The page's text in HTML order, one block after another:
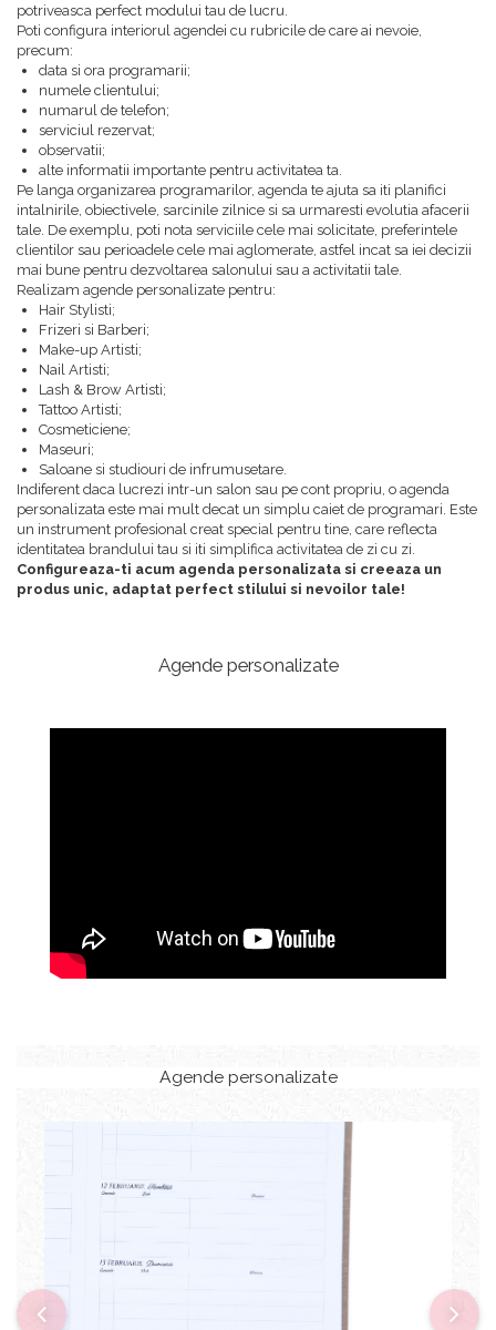
potriveasca perfect modului tau de lucru.
Poti configura interiorul agendei cu rubricile de care ai nevoie,
precum:
data si ora programarii;
numele clientului;
numarul de telefon;
serviciul rezervat;
observatii;
alte informatii importante pentru activitatea ta.
Pe langa organizarea programarilor, agenda te ajuta sa iti planifici
intalnirile, obiectivele, sarcinile zilnice si sa urmaresti evolutia afacerii
tale. De exemplu, poti nota serviciile cele mai solicitate, preferintele
clientilor sau perioadele cele mai aglomerate, astfel incat sa iei decizii
mai bune pentru dezvoltarea salonului sau a activitatii tale.
Realizam agende personalizate pentru:
Hair Stylisti;
Frizeri si Barberi;
Make-up Artisti;
Nail Artisti;
Lash & Brow Artisti;
Tattoo Artisti;
Cosmeticiene;
Maseuri;
Saloane si studiouri de infrumusetare.
Indiferent daca lucrezi intr-un salon sau pe cont propriu, o agenda
personalizata este mai mult decat un simplu caiet de programari. Este
un instrument profesional creat special pentru tine, care reflecta
identitatea brandului tau si iti simplifica activitatea de zi cu zi.
Configureaza-ti acum agenda personalizata si creeaza un
produs unic, adaptat perfect stilului si nevoilor tale!
Agende personalizate
Agende personalizate